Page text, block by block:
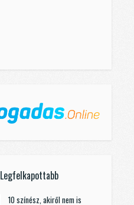
Legfelkapottabb
10 színész, akiről nem is